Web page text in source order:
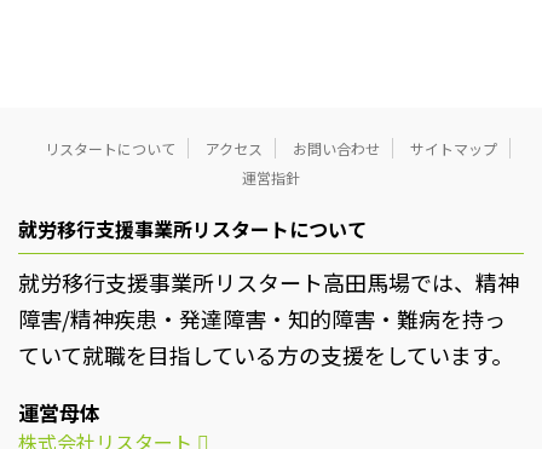
リスタートについて アクセス お問い合わせ
サイトマップ
運営指針
就労移行支援事業所リスタートについて
就労移行支援事業所リスタート高田馬場では、精神
障害/精神疾患・発達障害・知的障害・難病を持っ
ていて就職を目指している方の支援をしています。
運営母体
株式会社リスタート